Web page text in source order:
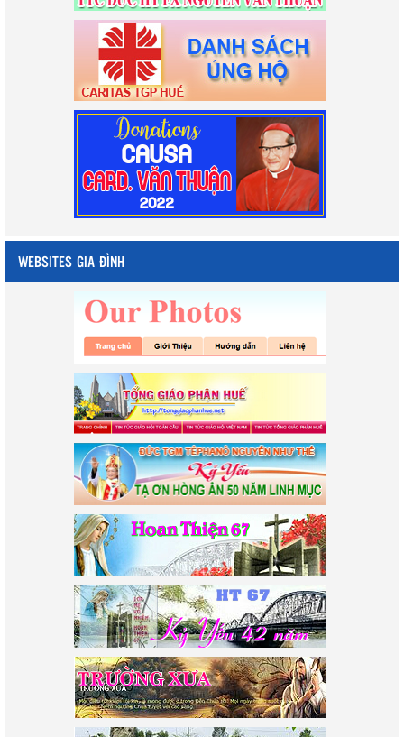
WEBSITES GIA ĐÌNH